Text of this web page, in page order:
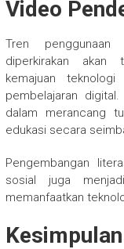
Video
Tren
diperkirakan akan
kemajuan
pembelajaran
dalam merancang
edukasi secara
Pengembangan
sosial juga
memanfaatkan
Kesimpulan